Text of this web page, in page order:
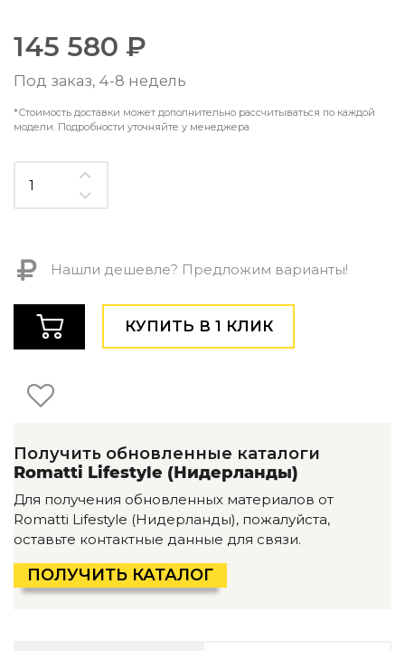
Мебель
Стулья
Кровати и матрасы
Мебель по назначению
Производство мебели на заказ Romatti
Корпусная мебель на заказ
Офисная мебель
Фитнес и wellness-оборудование
Коллекции
ROOM — Modern
INTERRA — Soft Modern
ARTOPIA — Mid-Century
DAYZ — Ethno
Все коллекции мебели
145 580 ₽
Под заказ, 4-8 недель
*Стоимость доставки может дополнительно рассчитываться по каждой
модели. Подробности уточняйте у менеджера
Нашли дешевле? Предложим варианты!
КУПИТЬ В 1 КЛИК
Получить обновленные каталоги
Romatti Lifestyle (Нидерланды)
Для получения обновленных материалов от
Romatti Lifestyle (Нидерланды), пожалуйста,
оставьте контактные данные для связи.
ПОЛУЧИТЬ КАТАЛОГ